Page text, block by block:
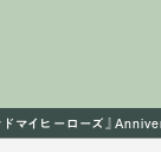
ンドマイヒーローズ』